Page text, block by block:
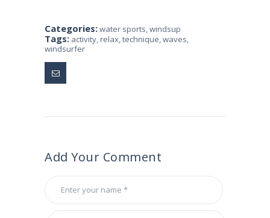
Categories:water sports,windsup
Tags: activity,relax,technique,waves,
windsurfer
Add Your Comment